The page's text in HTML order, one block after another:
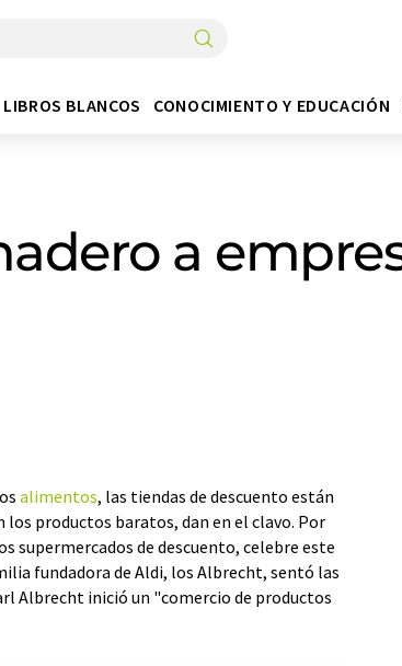
LIBROS BLANCOS CONOCIMIENTO Y EDUCACIÓN
a
alimentos, las tiendas de descuento están
productos baratos, dan en el clavo. Por
supermercados de descuento, celebre este
fundadora de Aldi, los Albrecht, sentó las
Albrecht inició un "comercio de productos